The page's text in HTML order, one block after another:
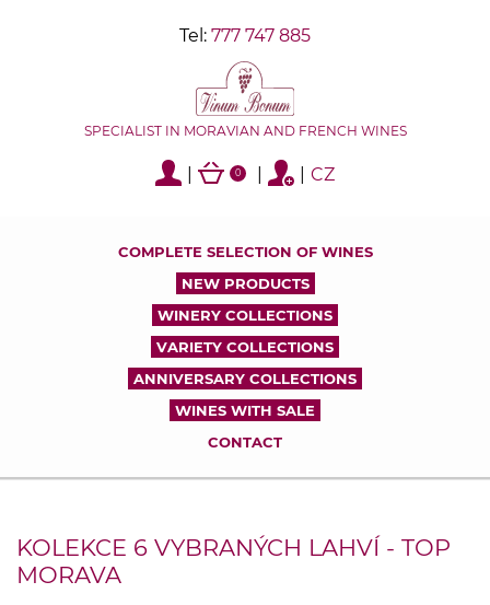
Tel: 777 747 885
SPECIALIST IN MORAVIAN AND FRENCH WINES
0 CZ
COMPLETE SELECTION OF WINES
NEW PRODUCTS
WINERY COLLECTIONS
VARIETY COLLECTIONS
ANNIVERSARY COLLECTIONS
WINES WITH SALE
CONTACT
KOLEKCE 6 VYBRANÝCH LAHVÍ - TOP
MORAVA